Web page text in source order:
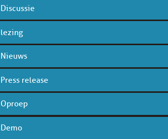
Discussie
lezing
Nieuws
Press release
Oproep
Demo